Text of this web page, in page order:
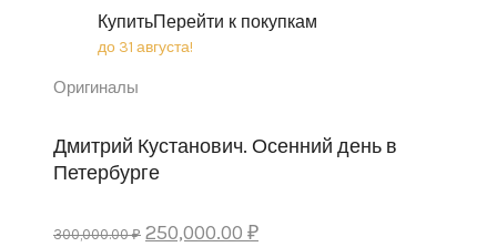
КупитьПерейти к покупкам
до 31 августа!
Оригиналы
Дмитрий Кустанович. Осенний день в
Петербурге
300,000.00 ₽ Original
250,000.00 ₽Current